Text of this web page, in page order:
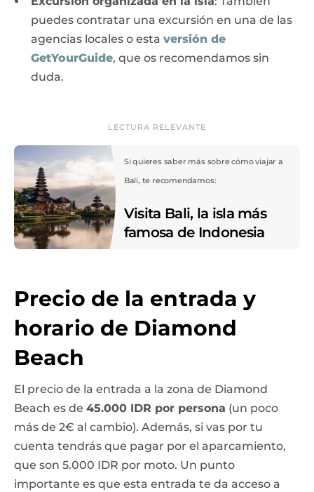
puedes contratar una excursión en una de las
agencias locales o esta versión de
GetYourGuide, que os recomendamos sin
duda.
LECTURA RELEVANTE
Si quieres saber más sobre cómo viajar a
Bali, te recomendamos:
Visita Bali, la isla más
famosa de Indonesia
Precio de la entrada y
horario de Diamond
Beach
El precio de la entrada a la zona de Diamond
Beach es de 45.000 IDR por persona (un poco
más de 2€ al cambio). Además, si vas por tu
cuenta tendrás que pagar por el aparcamiento,
que son 5.000 IDR por moto. Un punto
importante es que esta entrada te da acceso a